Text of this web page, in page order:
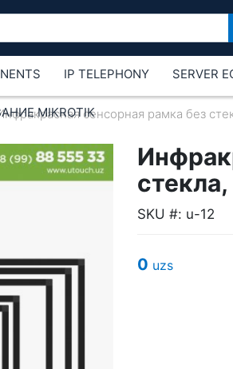
IP TELEPHONY SERVER
MIKROTIKсенсорная рамка без
SKU #: u-12
0 uzs